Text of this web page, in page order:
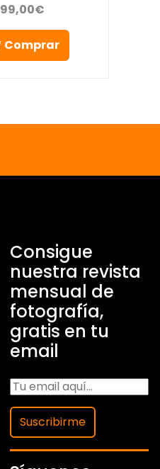
99,00€
Comprar
Consigue
nuestra revista
mensual de
fotografía,
gratis en tu
email
Suscribirme